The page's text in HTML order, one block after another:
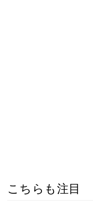
こちらも注目